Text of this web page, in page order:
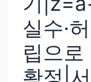
실수·
립으
확정|